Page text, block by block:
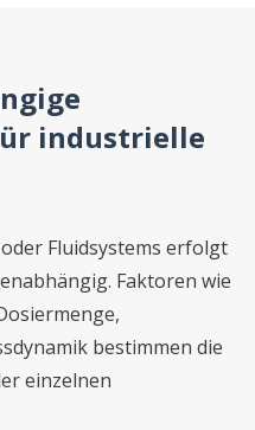
industrielle
Fluidsystems erfolgt
Faktoren wie
bestimmen die
einzelnen